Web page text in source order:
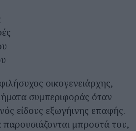
οικογενειάρχης,
συμπεριφοράς όταν
είδους εξωγήινης επαφής.
μπροστά του,